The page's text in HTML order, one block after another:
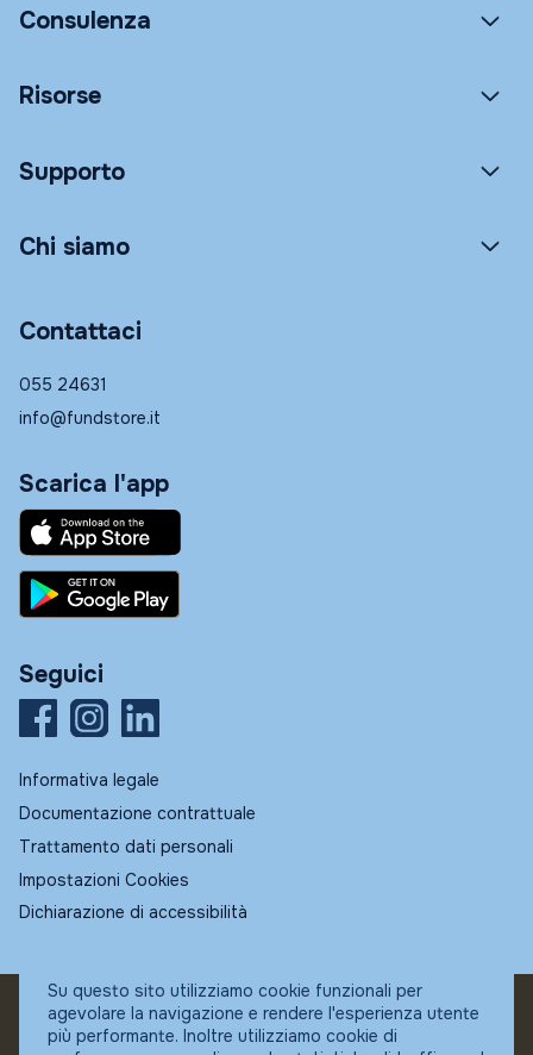
Consulenza
Risorse
Supporto
Chi siamo
Contattaci
055 24631
info@fundstore.it
Scarica l'app
Seguici
Informativa legale
Documentazione contrattuale
Trattamento dati personali
Impostazioni Cookies
Dichiarazione di accessibilità
© Fundstore
Collocatore autorizzato:
Su questo sito utilizziamo cookie funzionali per
agevolare la navigazione e rendere l'esperienza utente
più performante. Inoltre utilizziamo cookie di